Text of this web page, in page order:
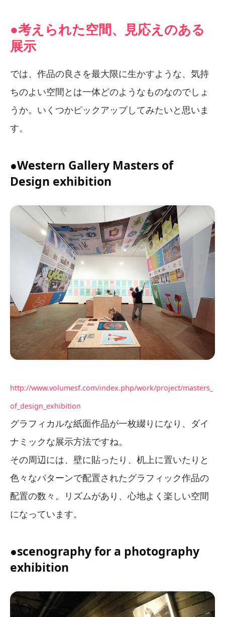
●考えられた空間、見応えのある
展示
では、作品の良さを最大限に生かすような、気持
ちのよい空間とは一体どのようなものなのでしょ
うか。いくつかピックアップしてみたいと思いま
す。
●Western Gallery Masters of
Design exhibition
http://www.volumesf.com/index.php/work/project/masters_
of_design_exhibition
グラフィカルな紙面作品が一枚綴りになり、ダイ
ナミックな展示方法ですね。
その周辺には、壁に貼ったり、机上に置いたりと
色々なパターンで配置されたグラフィック作品の
配置の数々。リズムがあり、心地よく楽しい空間
になっています。
●scenography for a photography
exhibition